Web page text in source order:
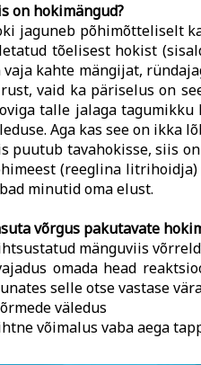
on hokimängud?
jaguneb põhimõtteliselt
tõelisest hokist
vaja kahte mängijat,
vaid ka päriselus on
talle jalaga
Aga kas see on ikka
puutub tavahokisse, siis
(reeglina
minutid oma elust.
võrgus pakutavate
mänguviis
omada head
selle otse vastase
väledus
võimalus vaba aega